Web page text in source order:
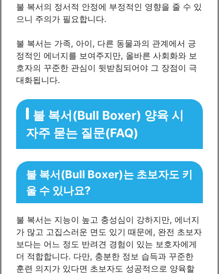
불 복서의 정서적 안정에 부정적인 영향을 줄 수 있
으니 주의가 필요합니다.
불 복서는 가족, 아이, 다른 동물과의 관계에서 긍
정적인 에너지를 보여주지만, 올바른 사회화와 보
호자의 꾸준한 관심이 뒷받침되어야 그 장점이 극
대화됩니다.
불 복서(Bull Boxer) 양육 시
자주 묻는 질문(FAQ)
불 복서(Bull Boxer)는 초보자도 키
울 수 있나요?
불 복서는 지능이 높고 충성심이 강하지만, 에너지
가 많고 고집스러운 면도 있기 때문에, 완전 초보자
보다는 어느 정도 반려견 경험이 있는 보호자에게
더 적합합니다. 다만, 충분한 정보 습득과 꾸준한
훈련 의지가 있다면 초보자도 성공적으로 양육할